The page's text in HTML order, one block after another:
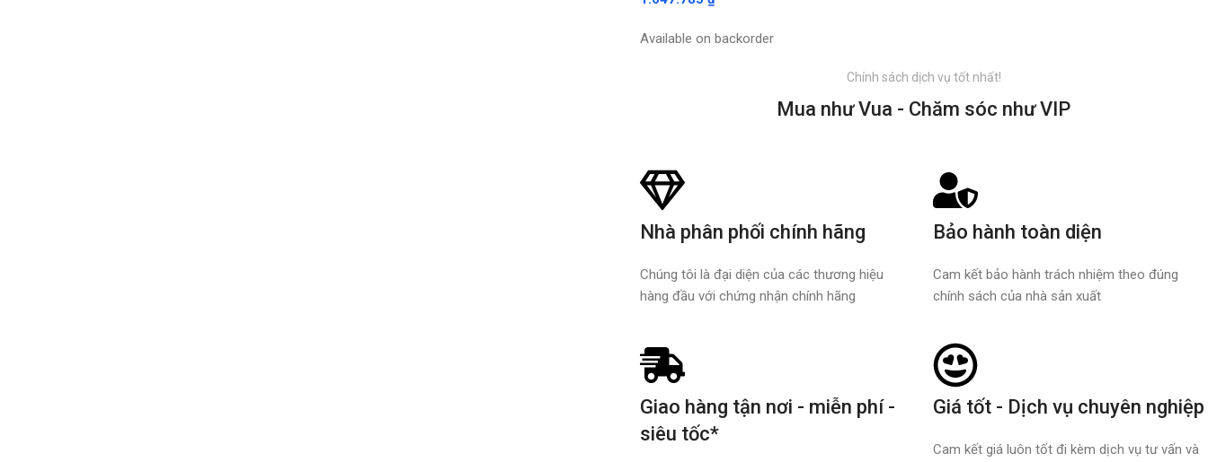
Available on backorder
Chính sách dịch vụ tốt nhất!
Mua như Vua - Chăm sóc như VIP
Nhà phân phối chính hãng
Chúng tôi là đại diện của các thương hiệu
hàng đầu với chứng nhận chính hãng
Bảo hành toàn diện
Cam kết bảo hành trách nhiệm theo đúng
chính sách của nhà sản xuất
Giao hàng tận nơi - miễn phí -
siêu tốc*
Giá tốt - Dịch vụ chuyên nghiệp
Cam kết giá luôn tốt đi kèm dịch vụ tư vấn và